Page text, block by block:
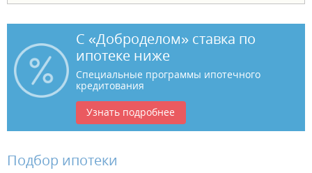
С «Доброделом» ставка по
ипотеке ниже
Специальные программы ипотечного
кредитования
Узнать подробнее
Подбор ипотеки